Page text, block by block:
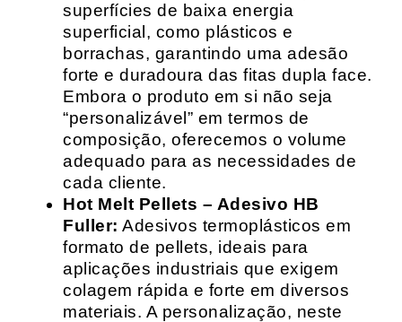
superfícies de baixa energia
superficial, como plásticos e
borrachas, garantindo uma adesão
forte e duradoura das fitas dupla face.
Embora o produto em si não seja
“personalizável” em termos de
composição, oferecemos o volume
adequado para as necessidades de
cada cliente.
Hot Melt Pellets – Adesivo HB
Fuller: Adesivos termoplásticos em
formato de pellets, ideais para
aplicações industriais que exigem
colagem rápida e forte em diversos
materiais. A personalização, neste